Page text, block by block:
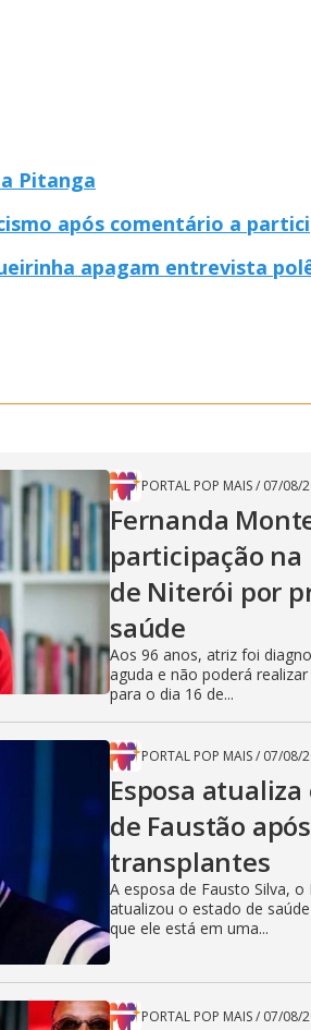
Pitanga
após comentário a
apagam entrevista
PORTAL POP MAIS/ 07/08/
Fernanda
participação na
de Niterói por
saúde
Aos 96 anos, atriz foi
aguda e não poderá
para o dia 16 de...
PORTAL POP MAIS/ 07/08/
Esposa
de Faustão
transplantes
A esposa de Fausto Silva,
atualizou o estado de
que ele está em uma...
PORTAL POP MAIS/ 07/08/